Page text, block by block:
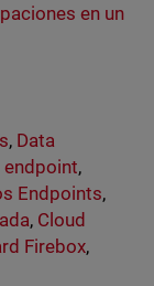
en un
, Data
endpoint,
Endpoints,
, Cloud
Firebox,